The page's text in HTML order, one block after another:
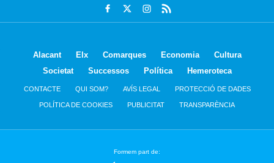
Alacant Elx Comarques Economia
Cultura
Societat
Successos Política Hemeroteca
CONTACTE QUI SOM? AVÍS LEGAL PROTECCIÓ DE DADES
POLÍTICA DE COOKIES PUBLICITAT TRANSPARÈNCIA
Formem part de: